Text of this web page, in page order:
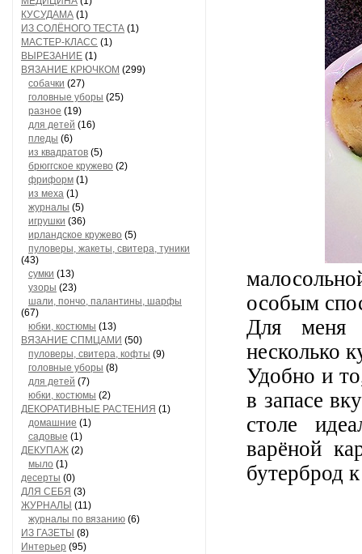
КУСУДАМА (1)
ИЗ СОЛЁНОГО ТЕСТА (1)
МАСТЕР-КЛАСС (1)
ВЫРЕЗАНИЕ (1)
ВЯЗАНИЕ КРЮЧКОМ (299)
собачки (27)
головные уборы (25)
разное (19)
для детей (16)
пледы (6)
из квадратов (5)
брюггское кружево (2)
фриформ (1)
из меха (1)
журналы (5)
игрушки (36)
ирландское кружево (5)
пуловеры, жакеты, свитера, туники
(43)
сумки (13)
узоры (23)
шали, пончо, палантины, шарфы
(67)
юбки, костюмы (13)
ВЯЗАНИЕ СПМЦАМИ (50)
пуловеры, свитера, кофты (9)
головные уборы (8)
для детей (7)
юбки, костюмы (2)
ДЕКОРАТИВНЫЕ РАСТЕНИЯ (1)
домашние (1)
садовые (1)
ДЕКУПАЖ (2)
мыло (1)
десерты (0)
ДЛЯ СЕБЯ (3)
ЖУРНАЛЫ (11)
журналы по вязанию (6)
ИЗ ГАЗЕТЫ (8)
Интерьер (95)
особым
Для меня
несколько
Удобно и
в запасе
столе
варёной
бутерброд